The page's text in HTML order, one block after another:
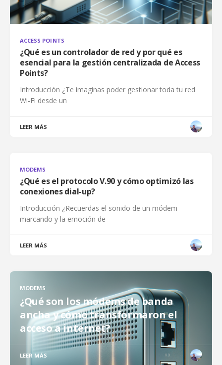
ACCESS POINTS
¿Qué es un controlador de red y por qué es
esencial para la gestión centralizada de Access
Points?
Introducción ¿Te imaginas poder gestionar toda tu red
Wi‑Fi desde un
LEER MÁS
MODEMS
¿Qué es el protocolo V.90 y cómo optimizó las
conexiones dial-up?
Introducción ¿Recuerdas el sonido de un módem
marcando y la emoción de
LEER MÁS
MODEMS
¿Qué son los módems de banda
ancha y cómo transformaron el
acceso a internet?
LEER MÁS